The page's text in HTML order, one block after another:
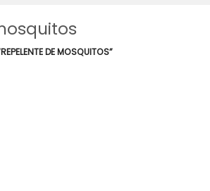
DE MOSQUITOS”